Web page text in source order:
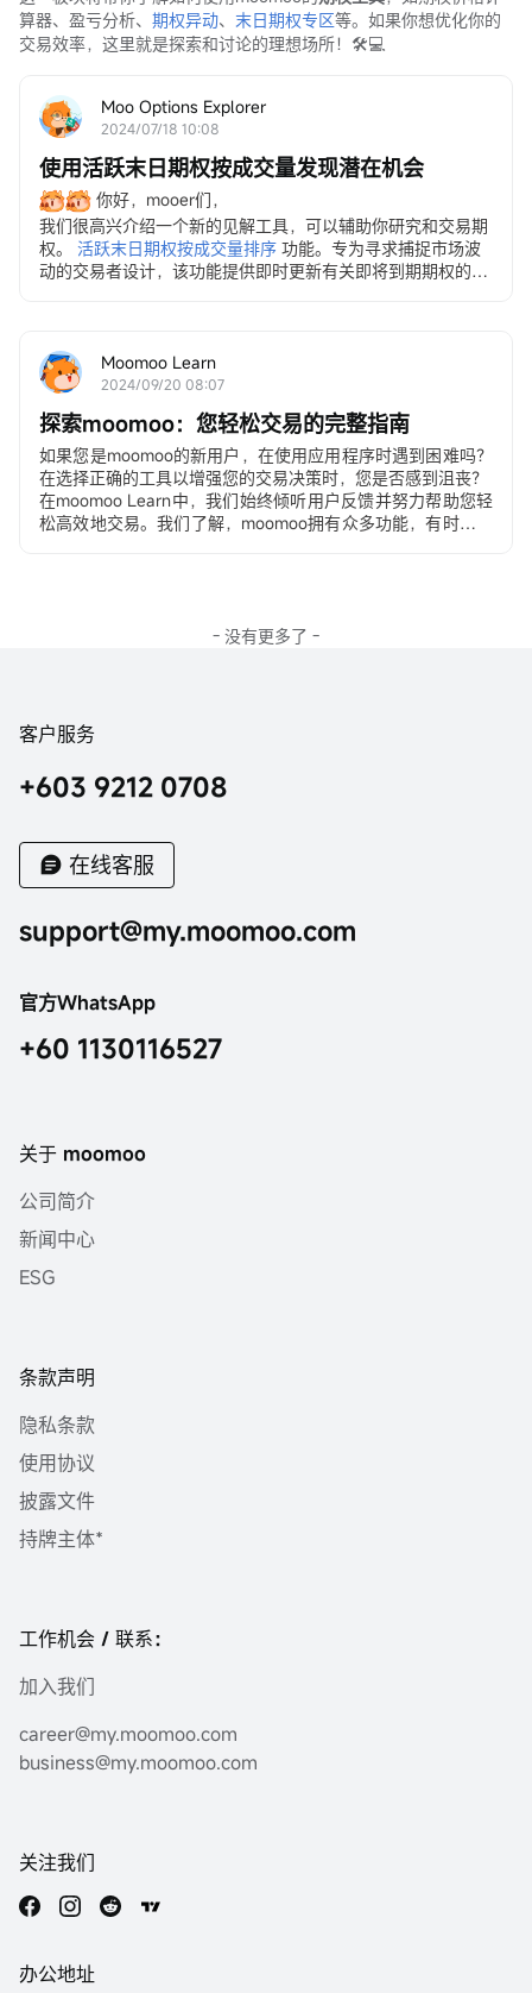
算器、盈亏分析、 期权异动、 末日期权专区等。如果你想优化你的
交易效率，这里就是探索和讨论的理想场所！🛠️💻
Moo Options Explorer
2024/07/18 10:08
使用活跃末日期权按成交量发现潜在机会
你好，mooer们，
我们很高兴介绍一个新的见解工具，可以辅助你研究和交易期
权。
活跃末日期权按成交量排序 功能。专为寻求捕捉市场波
动的交易者设计，该功能提供即时更新有关即将到期期权的信
Moomoo Learn
2024/09/20 08:07
探索moomoo：您轻松交易的完整指南
如果您是moomoo的新用户，在使用应用程序时遇到困难吗？
在选择正确的工具以增强您的交易决策时，您是否感到沮丧？
在moomoo Learn中，我们始终倾听用户反馈并努力帮助您轻
松高效地交易。我们了解，moomoo拥有众多功能，有时可能
- 没有更多了 -
客户服务
+603 9212 0708
在线客服
support@my.moomoo.com
官方WhatsApp
+60 1130116527
关于 moomoo
公司简介
新闻中心
ESG
条款声明
隐私条款
使用协议
披露文件
持牌主体*
工作机会 / 联系：
加入我们
career@my.moomoo.com
business@my.moomoo.com
关注我们
办公地址